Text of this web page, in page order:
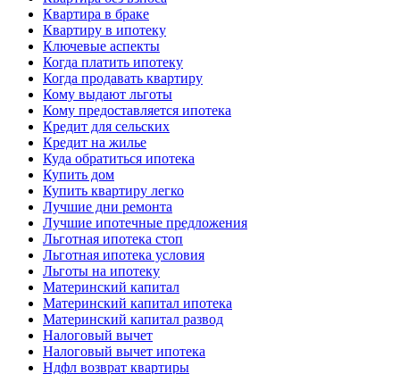
Квартира в браке
Квартиру в ипотеку
Ключевые аспекты
Когда платить ипотеку
Когда продавать квартиру
Кому выдают льготы
Кому предоставляется ипотека
Кредит для сельских
Кредит на жилье
Куда обратиться ипотека
Купить дом
Купить квартиру легко
Лучшие дни ремонта
Лучшие ипотечные предложения
Льготная ипотека стоп
Льготная ипотека условия
Льготы на ипотеку
Материнский капитал
Материнский капитал ипотека
Материнский капитал развод
Налоговый вычет
Налоговый вычет ипотека
Ндфл возврат квартиры